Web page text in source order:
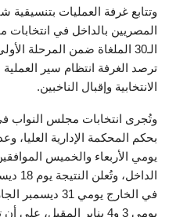
وتتابع غرفة العمليات
المصريين بالداخل في انتخابات
الـ30 الملغاة ضمن المرحلة
ترصد الغرفة انتظام سير العملية
الانتخابية وإقبال الناخبين.
وتُجرى انتخابات مجلس النواب في